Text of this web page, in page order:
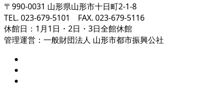
〒990-0031 山形県山形市十日町2-1-8
TEL. 023-679-5101 FAX. 023-679-5116
休館日：1月1日・2日・3日全館休館
管理運営：一般財団法人 山形市都市振興公社